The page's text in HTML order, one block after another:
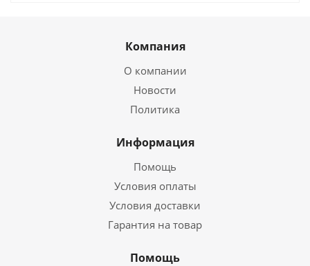
Компания
О компании
Новости
Политика
Информация
Помощь
Условия оплаты
Условия доставки
Гарантия на товар
Помощь